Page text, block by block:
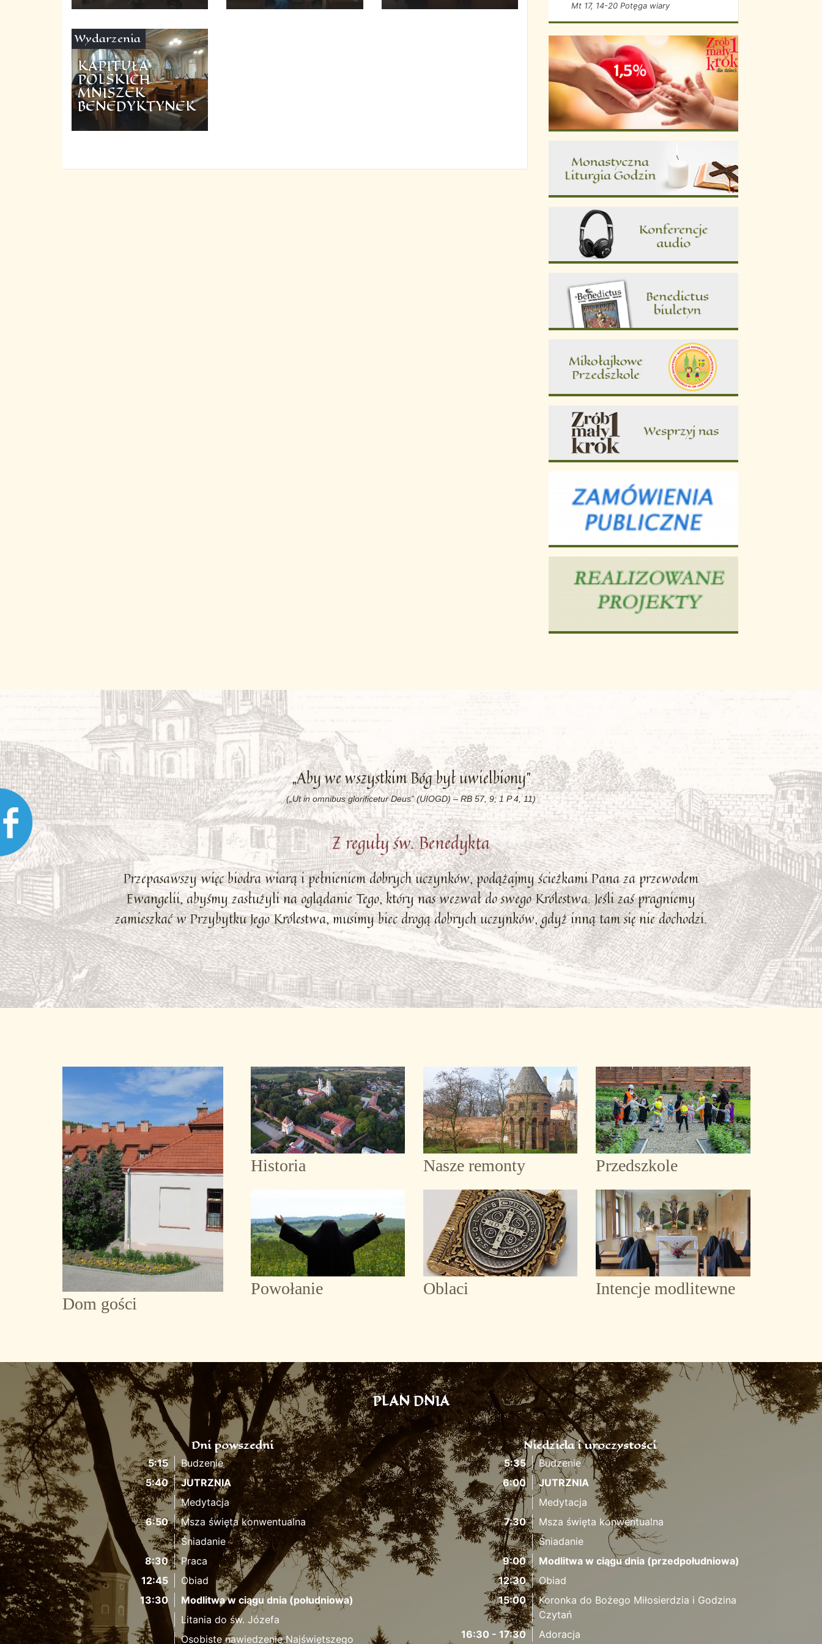
KAPITUŁA
POLSKICH
MNISZEK
BENEDYKTYNEK
Wydarzenia
Mt 17, 14-20 Potęga wiary
„Aby we wszystkim Bóg był uwielbiony”
(„Ut in omnibus glorificetur Deus” (UIOGD) – RB 57, 9; 1 P 4, 11)
Z reguły św. Benedykta
Przepasawszy więc biodra wiarą i pełnieniem dobrych uczynków, podążajmy ścieżkami Pana za przewodem
Ewangelii, abyśmy zasłużyli na oglądanie Tego, który nas wezwał do swego Królestwa. Jeśli zaś pragniemy
zamieszkać w Przybytku Jego Królestwa, musimy biec drogą dobrych uczynków, gdyż inną tam się nie dochodzi.
Dom gości
Historia Nasze remonty Przedszkole
Powołanie Oblaci Intencje modlitewne
PLAN DNIA
Dni powszedni
5:15
Budzenie
5:40
JUTRZNIA
Medytacja
6:50
Msza święta konwentualna
Śniadanie
8:30
Praca
12:45
Obiad
13:30
Modlitwa w ciągu dnia (południowa)
Litania do św. Józefa
Osobiste nawiedzenie Najświętszego
Niedziela i uroczystości
5:35
Budzenie
6:00
JUTRZNIA
Medytacja
7:30
Msza święta konwentualna
Śniadanie
9:00
Modlitwa w ciągu dnia (przedpołudniowa)
12:30
Obiad
15:00
Koronka do Bożego Miłosierdzia i Godzina
Czytań
16:30 - 17:30
Adoracja